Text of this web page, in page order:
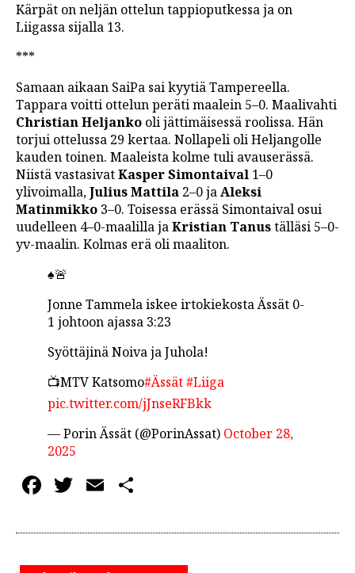
Kärpät on neljän ottelun tappioputkessa ja on
Liigassa sijalla 13.
***
Samaan aikaan SaiPa sai kyytiä Tampereella.
Tappara voitti ottelun peräti maalein 5–0. Maalivahti
Christian Heljanko oli jättimäisessä roolissa. Hän
torjui ottelussa 29 kertaa. Nollapeli oli Heljangolle
kauden toinen. Maaleista kolme tuli avauserässä.
Niistä vastasivatKasper Simontaival 1–0
ylivoimalla,Julius Mattila 2–0 jaAleksi
Matinmikko 3–0. Toisessa erässä Simontaival osui
uudelleen 4–0-maalilla jaKristian Tanuställäsi 5–0-
yv-maalin. Kolmas erä oli maaliton.
♠️🚨
Jonne Tammela iskee irtokiekosta Ässät 0-
1 johtoon ajassa 3:23
Syöttäjinä Noiva ja Juhola!
📺MTV Katsomo#Ässät#Liiga
pic.twitter.com/jJnseRFBkk
— Porin Ässät (@PorinAssat) October 28,
2025
Facebook
Twitter
Email